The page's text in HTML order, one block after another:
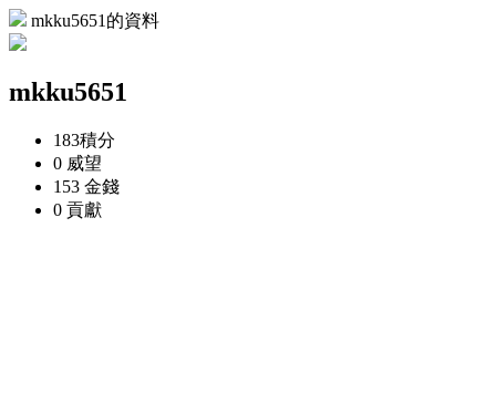
mkku5651的資料
mkku5651
183積分
0 威望
153 金錢
0 貢獻